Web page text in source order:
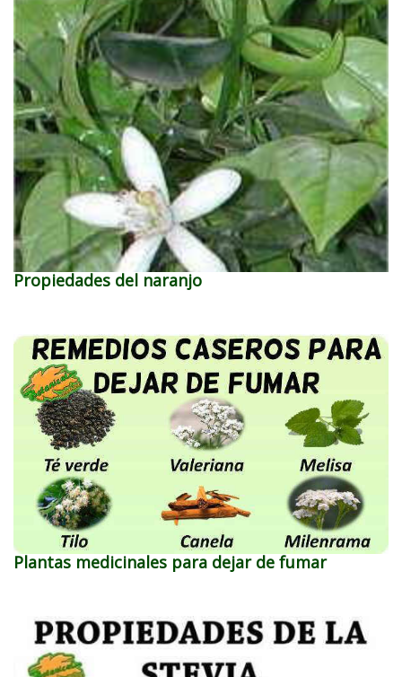
Propiedades del naranjo
Plantas medicinales para dejar de fumar